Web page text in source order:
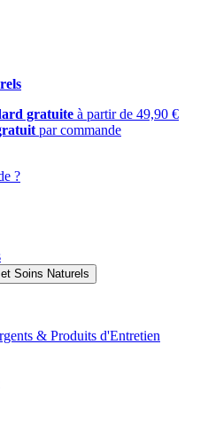
gratuite à partir de 49,90 €
par commande
?
& Produits d'Entretien